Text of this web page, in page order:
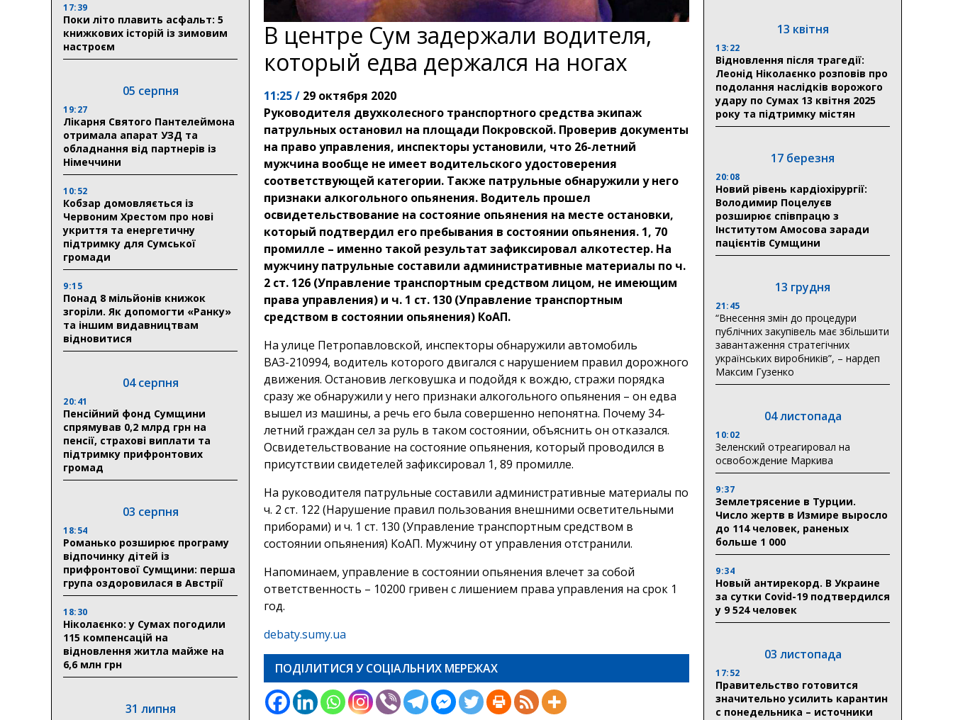
17:39
Поки літо плавить асфальт: 5
книжкових історій із зимовим
настроєм
05 серпня
19:27
Лікарня Святого Пантелеймона
отримала апарат УЗД та
обладнання від партнерів із
Німеччини
10:52
Кобзар домовляється із
Червоним Хрестом про нові
укриття та енергетичну
підтримку для Сумської
громади
9:15
Понад 8 мільйонів книжок
згоріли. Як допомогти «Ранку»
та іншим видавництвам
відновитися
04 серпня
20:41
Пенсійний фонд Сумщини
спрямував 0,2 млрд грн на
пенсії, страхові виплати та
підтримку прифронтових
громад
03 серпня
18:54
Романько розширює програму
відпочинку дітей із
прифронтової Сумщини: перша
група оздоровилася в Австрії
18:30
Ніколаєнко: у Сумах погодили
115 компенсацій на
відновлення житла майже на
6,6 млн грн
31 липня
В центре Сум задержали водителя,
который едва держался на ногах
11:25 / 29 октября 2020
Руководителя двухколесного транспортного средства экипаж
патрульных остановил на площади Покровской. Проверив документы
на право управления, инспекторы установили, что 26-летний
мужчина вообще не имеет водительского удостоверения
соответствующей категории. Также патрульные обнаружили у него
признаки алкогольного опьянения. Водитель прошел
освидетельствование на состояние опьянения на месте остановки,
который подтвердил его пребывания в состоянии опьянения. 1, 70
промилле – именно такой результат зафиксировал алкотестер. На
мужчину патрульные составили административные материалы по ч.
2 ст. 126 (Управление транспортным средством лицом, не имеющим
права управления) и ч. 1 ст. 130 (Управление транспортным
средством в состоянии опьянения) КоАП.
На улице Петропавловской, инспекторы обнаружили автомобиль
ВАЗ-210994, водитель которого двигался с нарушением правил дорожного
движения. Остановив легковушка и подойдя к вождю, стражи порядка
сразу же обнаружили у него признаки алкогольного опьянения – он едва
вышел из машины, а речь его была совершенно непонятна. Почему 34-
летний граждан сел за руль в таком состоянии, объяснить он отказался.
Освидетельствование на состояние опьянения, который проводился в
присутствии свидетелей зафиксировал 1, 89 промилле.
На руководителя патрульные составили административные материалы по
ч. 2 ст. 122 (Нарушение правил пользования внешними осветительными
приборами) и ч. 1 ст. 130 (Управление транспортным средством в
состоянии опьянения) КоАП. Мужчину от управления отстранили.
Напоминаем, управление в состоянии опьянения влечет за собой
ответственность – 10200 гривен с лишением права управления на срок 1
год.
debaty.sumy.ua
ПОДІЛИТИСЯ У СОЦІАЛЬНИХ МЕРЕЖАХ
13 квітня
13:22
Відновлення після трагедії:
Леонід Ніколаєнко розповів про
подолання наслідків ворожого
удару по Сумах 13 квітня 2025
року та підтримку містян
17 березня
20:08
Новий рівень кардіохірургії:
Володимир Поцелуєв
розширює співпрацю з
Інститутом Амосова заради
пацієнтів Сумщини
13 грудня
21:45
“Внесення змін до процедури
публічних закупівель має збільшити
завантаження стратегічних
українських виробників”, – нардеп
Максим Гузенко
04 листопада
10:02
Зеленский отреагировал на
освобождение Маркива
9:37
Землетрясение в Турции.
Число жертв в Измире выросло
до 114 человек, раненых
больше 1 000
9:34
Новый антирекорд. В Украине
за сутки Covid-19 подтвердился
у 9 524 человек
03 листопада
17:52
Правительство готовится
значительно усилить карантин
с понедельника – источники